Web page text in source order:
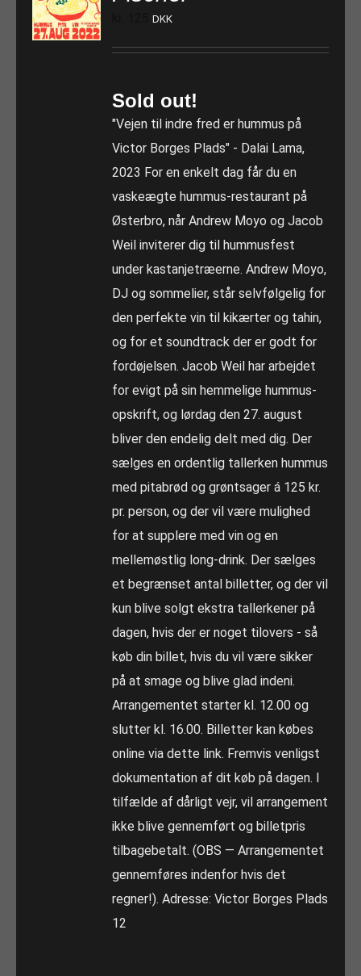
DKK
Sold out!
"Vejen til indre fred er hummus på
Victor Borges Plads" - Dalai Lama,
2023 For en enkelt dag får du en
vaskeægte hummus-restaurant på
Østerbro, når Andrew Moyo og Jacob
Weil inviterer dig til hummusfest
under kastanjetræerne. Andrew Moyo,
DJ og sommelier, står selvfølgelig for
den perfekte vin til kikærter og tahin,
og for et soundtrack der er godt for
fordøjelsen. Jacob Weil har arbejdet
for evigt på sin hemmelige hummus-
opskrift, og lørdag den 27. august
bliver den endelig delt med dig. Der
sælges en ordentlig tallerken hummus
med pitabrød og grøntsager á 125 kr.
pr. person, og der vil være mulighed
for at supplere med vin og en
mellemøstlig long-drink. Der sælges
et begrænset antal billetter, og der vil
kun blive solgt ekstra tallerkener på
dagen, hvis der er noget tilovers - så
køb din billet, hvis du vil være sikker
på at smage og blive glad indeni.
Arrangementet starter kl. 12.00 og
slutter kl. 16.00. Billetter kan købes
online via dette link. Fremvis venligst
dokumentation af dit køb på dagen. I
tilfælde af dårligt vejr, vil arrangement
ikke blive gennemført og billetpris
tilbagebetalt. (OBS — Arrangementet
gennemføres indenfor hvis det
regner!). Adresse: Victor Borges Plads
12